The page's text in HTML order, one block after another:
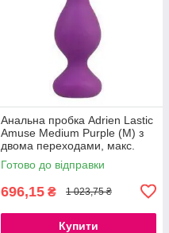
Анальна пробка Adrien Lastic
Amuse Medium Purple (M) з
двома переходами, макс.
діаметр 3,6 см
777Store.com.ua
Готово до відправки
696,15 ₴ 1 023,75 ₴
Купити